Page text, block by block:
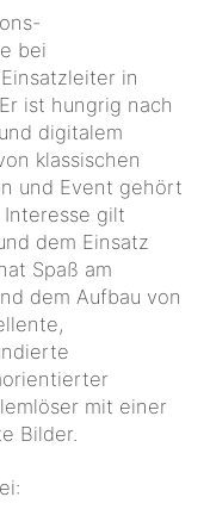
bei
in
ist hungrig nach
digitalem
klassischen
und Event gehört
gilt
dem Einsatz
Spaß am
dem Aufbau von
mit einer
Bilder.